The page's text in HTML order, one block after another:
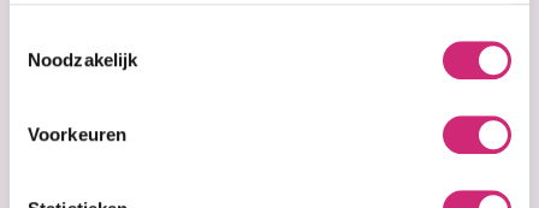
Noodzakelijk
Voorkeuren
Serum Imperiale